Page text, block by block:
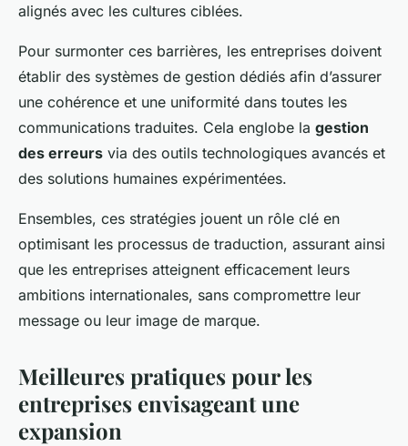
alignés avec les cultures ciblées.
Pour surmonter ces barrières, les entreprises doivent
établir des systèmes de gestion dédiés afin d’assurer
une cohérence et une uniformité dans toutes les
communications traduites. Cela englobe la gestion
des erreurs via des outils technologiques avancés et
des solutions humaines expérimentées.
Ensembles, ces stratégies jouent un rôle clé en
optimisant les processus de traduction, assurant ainsi
que les entreprises atteignent efficacement leurs
ambitions internationales, sans compromettre leur
message ou leur image de marque.
Meilleures pratiques pour les
entreprises envisageant une
expansion